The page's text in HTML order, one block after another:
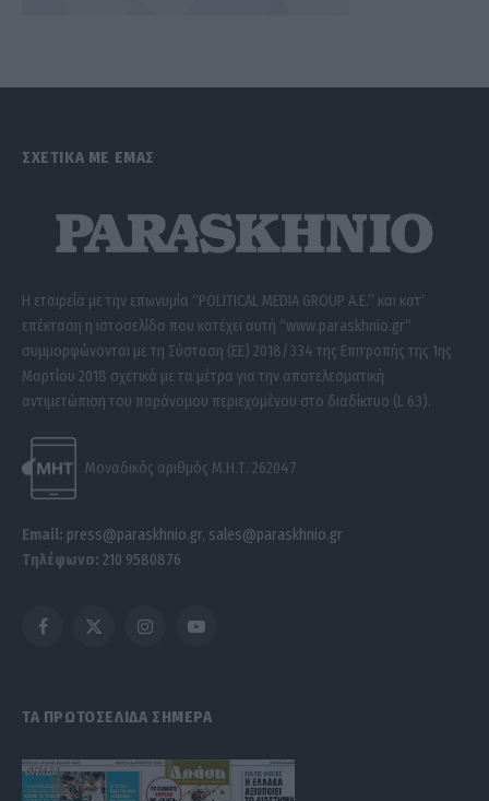
ΣΧΕΤΙΚΑ ΜΕ ΕΜΑΣ
Η εταιρεία με την επωνυμία “POLITICAL MEDIA GROUP A.E.” και κατ’
επέκταση η ιστοσελίδα που κατέχει αυτή “www.paraskhnio.gr”
συμμορφώνονται με τη Σύσταση (ΕΕ) 2018/334 της Επιτροπής της 1ης
Μαρτίου 2018 σχετικά με τα μέτρα για την αποτελεσματική
αντιμετώπιση του παράνομου περιεχομένου στο διαδίκτυο (L 63).
Μοναδικός αριθμός Μ.Η.Τ. 262047
Email: press@paraskhnio.gr, sales@paraskhnio.gr
Τηλέφωνο: 210 9580876
Facebook
X
InstagramYouTube
ΤΑ ΠΡΩΤΟΣΕΛΙΔΑ ΣΗΜΕΡΑ